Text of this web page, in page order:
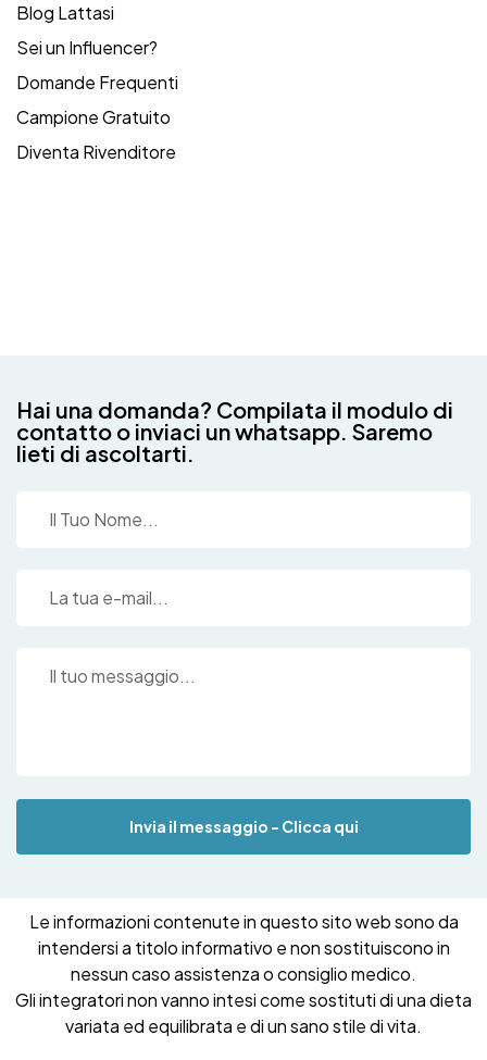
Blog Lattasi
Sei un Influencer?
Domande Frequenti
Campione Gratuito
Diventa Rivenditore
Hai una domanda? Compilata il modulo di
contatto o inviaci un whatsapp. Saremo
lieti di ascoltarti.
Invia il messaggio - Clicca qui
Le informazioni contenute in questo sito web sono da
intendersi a titolo informativo e non sostituiscono in
nessun caso assistenza o consiglio medico.
Gli integratori non vanno intesi come sostituti di una dieta
variata ed equilibrata e di un sano stile di vita.